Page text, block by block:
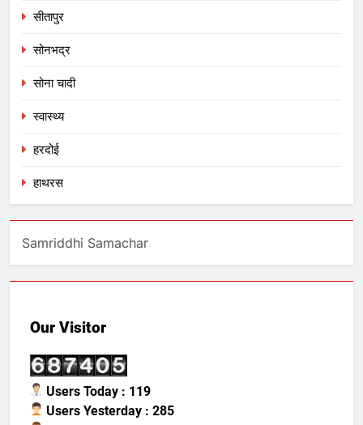
सीतापुर
सोनभद्र
सोना चादी
स्वास्थ्य
हरदोई
हाथरस
Samriddhi Samachar
Our Visitor
Users Today : 119
Users Yesterday : 285